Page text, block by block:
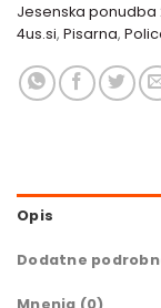
Jesenska ponudba
4us.si, Pisarna,
Opis
Dodatne
Mnenja (0)